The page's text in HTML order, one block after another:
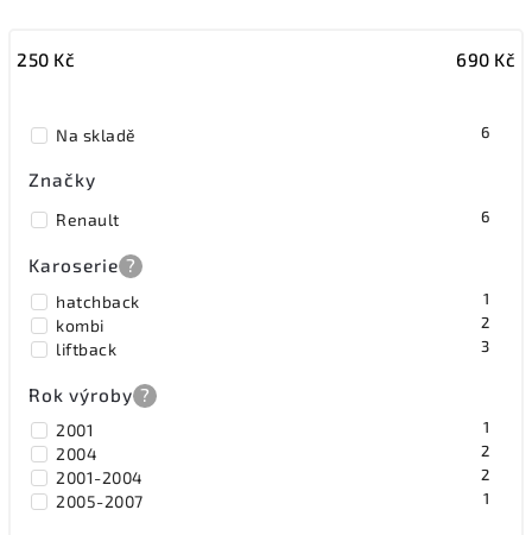
Nejdražší
250 Kč 690 Kč
Na skladě 6
Značky
Renault 6
Karoserie ?
hatchback 1
kombi 2
liftback 3
Rok výroby ?
2001 1
2004 2
2001-2004 2
2005-2007 1